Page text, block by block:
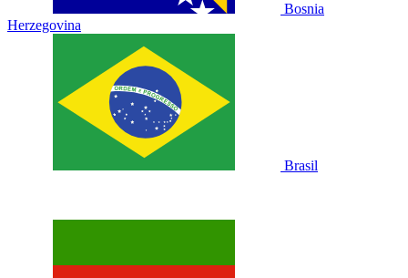
Bosnia
Herzegovina
Brasil